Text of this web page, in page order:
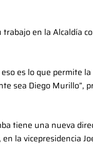
en la Alcaldía
es lo que permite
sea Diego Murillo”,
tiene una nueva
la vicepresidencia